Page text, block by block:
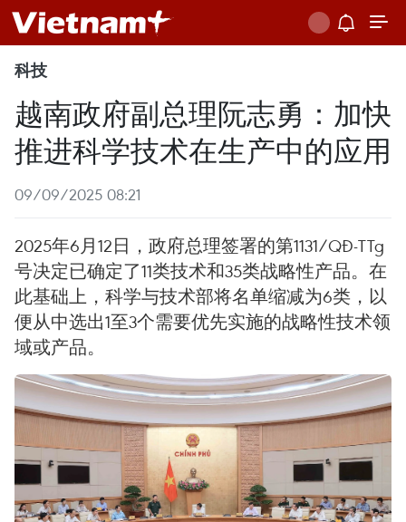
科技
越南政府副总理阮志勇：加快
推进科学技术在生产中的应用
09/09/2025 08:21
2025年6月12日，政府总理签署的第1131/QĐ-TTg
号决定已确定了11类技术和35类战略性产品。在
此基础上，科学与技术部将名单缩减为6类，以
便从中选出1至3个需要优先实施的战略性技术领
域或产品。